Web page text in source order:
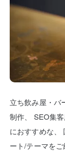
立ち飲み屋・バ
制作、
SEO集
におすすめな、
ート/テーマをご